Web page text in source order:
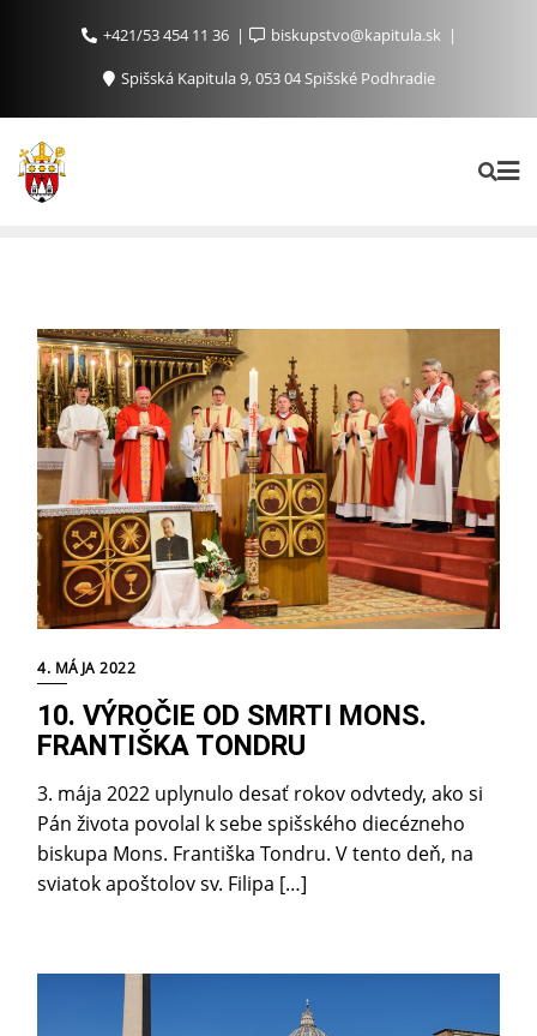
+421/53 454 11 36
biskupstvo@kapitula.sk
Spišská Kapitula 9, 053 04 Spišské Podhradie
4. MÁJA 2022
10. VÝROČIE OD SMRTI MONS.
FRANTIŠKA TONDRU
3. mája 2022 uplynulo desať rokov odvtedy, ako si
Pán života povolal k sebe spišského diecézneho
biskupa Mons. Františka Tondru. V tento deň, na
sviatok apoštolov sv. Filipa […]